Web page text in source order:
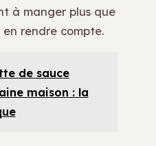
à manger plus que
en rendre compte.
de sauce
maison : la